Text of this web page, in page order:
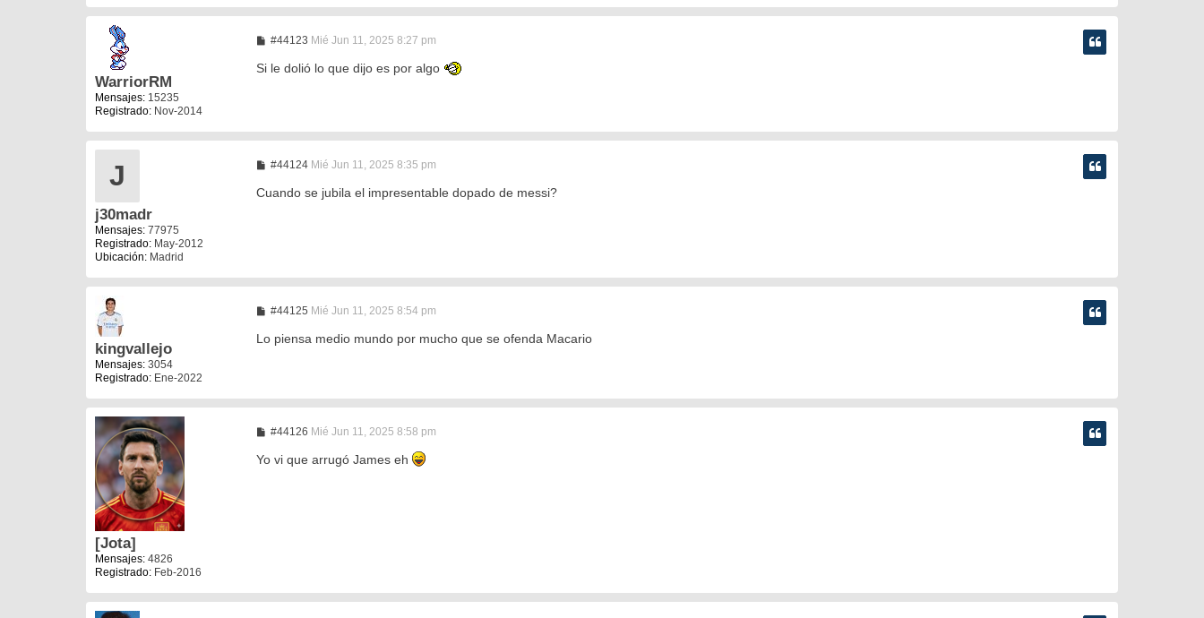
WarriorRM
Mensajes: 15235
Registrado: Nov-2014
#44123M
n
Mié Jun 11, 2025 8:27 pm
Si le dolió lo que dijo es por algo
J
j30madr
Mensajes: 77975
Registrado: May-2012
Ubicación: Madrid
#44124M
n
Mié Jun 11, 2025 8:35 pm
Cuando se jubila el impresentable dopado de messi?
kingvallejo
Mensajes: 3054
Registrado: Ene-2022
#44125M
n
Mié Jun 11, 2025 8:54 pm
Lo piensa medio mundo por mucho que se ofenda Macario
[Jota]
Mensajes: 4826
Registrado: Feb-2016
#44126M
n
Mié Jun 11, 2025 8:58 pm
Yo vi que arrugó James eh